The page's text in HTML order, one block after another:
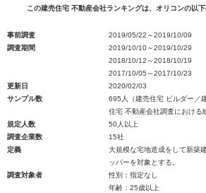
この建売住宅 不動産会社ランキングは、オリコンの以下
事前調査
2019/05/22～2019/10/09
調査期間
2019/10/10～2019/10/29
2018/10/12～2018/10/19
2017/10/05～2017/10/23
更新日
2020/02/03
サンプル数
695人（建売住宅 ビルダー／
住宅 不動産会社調査における
規定人数
50人以上
調査企業数
15社
定義
大規模な宅地造成をして新築
ッパーを対象とする。
調査対象者
性別：指定なし
年齢：25歳以上